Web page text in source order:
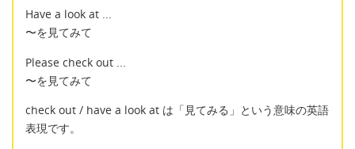
Have a look at ...
〜を見てみて
Please check out ...
〜を見てみて
check out / have a look at は「見てみる」という意味の英語
表現です。